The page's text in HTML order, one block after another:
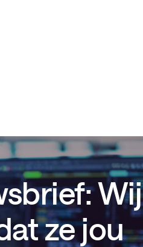
Wij
ze jou